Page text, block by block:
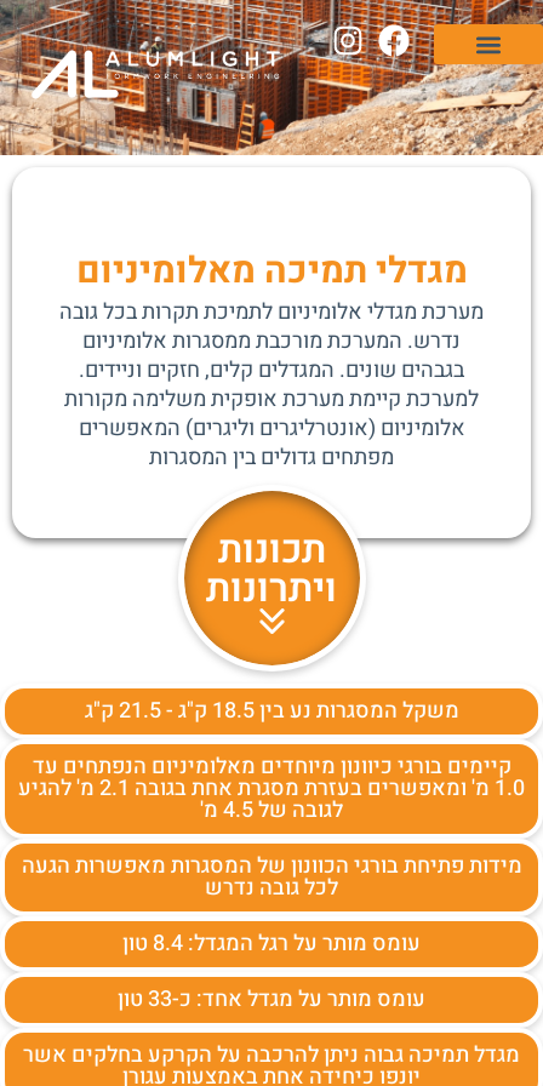
מגדלי תמיכה מאלומיניום
מערכת מגדלי אלומיניום לתמיכת תקרות בכל גובה
נדרש. המערכת מורכבת ממסגרות אלומיניום
בגבהים שונים. המגדלים קלים, חזקים וניידים.
למערכת קיימת מערכת אופקית משלימה מקורות
אלומיניום (אונטרליגרים וליגרים) המאפשרים
מפתחים גדולים בין המסגרות
תכונות
ויתרונות
משקל המסגרות נע בין 18.5 ק"ג - 21.5 ק"ג
קיימים בורגי כיוונון מיוחדים מאלומיניום הנפתחים עד
1.0 מ' ומאפשרים בעזרת מסגרת אחת בגובה 2.1 מ' להגיע
לגובה של 4.5 מ'
מידות פתיחת בורגי הכוונון של המסגרות מאפשרות הגעה
לכל גובה נדרש
עומס מותר על רגל המגדל: 8.4 טון
עומס מותר על מגדל אחד: כ-33 טון
מגדל תמיכה גבוה ניתן להרכבה על הקרקע בחלקים אשר
יונפו כיחידה אחת באמצעות עגורן